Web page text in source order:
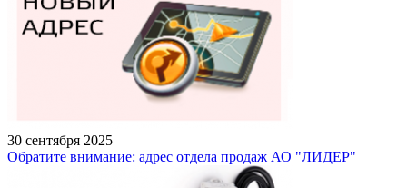
30 сентября 2025
Обратите внимание: адрес отдела продаж АО "ЛИДЕР"